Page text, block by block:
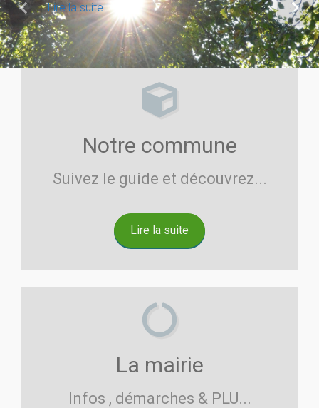
Lire la suite
Previous Next
Notre commune
Suivez le guide et découvrez...
Lire la suite
La mairie
Infos , démarches & PLU...